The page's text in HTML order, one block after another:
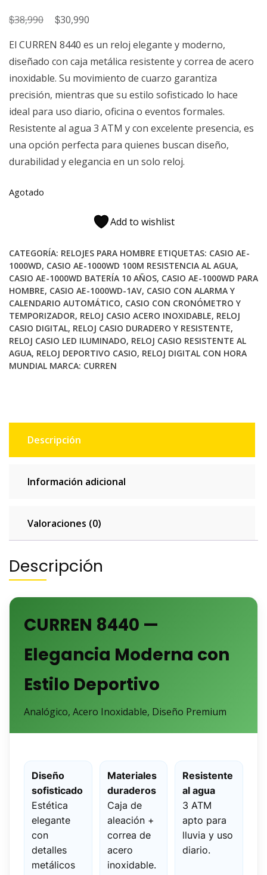
$38,990
El
original
era:
$38,990.
$30,990
actual
es:
$30,990.
El CURREN 8440 es un reloj elegante y moderno,
diseñado con caja metálica resistente y correa de acero
inoxidable. Su movimiento de cuarzo garantiza
precisión, mientras que su estilo sofisticado lo hace
ideal para uso diario, oficina o eventos formales.
Resistente al agua 3 ATM y con excelente presencia, es
una opción perfecta para quienes buscan diseño,
durabilidad y elegancia en un solo reloj.
Agotado
Add to wishlist
CATEGORÍA: RELOJES PARA HOMBRE ETIQUETAS: CASIO AE-
1000WD, CASIO AE-1000WD 100M RESISTENCIA AL AGUA,
CASIO AE-1000WD BATERÍA 10 AÑOS, CASIO AE-1000WD PARA
HOMBRE, CASIO AE-1000WD-1AV, CASIO CON ALARMA Y
CALENDARIO AUTOMÁTICO, CASIO CON CRONÓMETRO Y
TEMPORIZADOR, RELOJ CASIO ACERO INOXIDABLE, RELOJ
CASIO DIGITAL, RELOJ CASIO DURADERO Y RESISTENTE,
RELOJ CASIO LED ILUMINADO, RELOJ CASIO RESISTENTE AL
AGUA, RELOJ DEPORTIVO CASIO, RELOJ DIGITAL CON HORA
MUNDIAL MARCA: CURREN
Descripción
Información adicional
Valoraciones (0)
Descripción
CURREN 8440 —
Elegancia Moderna con
Estilo Deportivo
Analógico, Acero Inoxidable, Diseño Premium
Diseño
sofisticado
Estética
elegante
con
detalles
metálicos
Materiales
duraderos
Caja de
aleación +
correa de
acero
inoxidable.
Resistente
al agua
3 ATM
apto para
lluvia y uso
diario.